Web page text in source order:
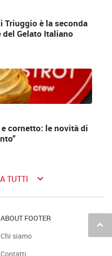
Triuggio è la seconda
Gelato Italiano
cornetto: le novità di
TUTTI keyboard_arrow_down
keyboard_arrow_up
ABOUT FOOTER
Chi siamo
Contatti